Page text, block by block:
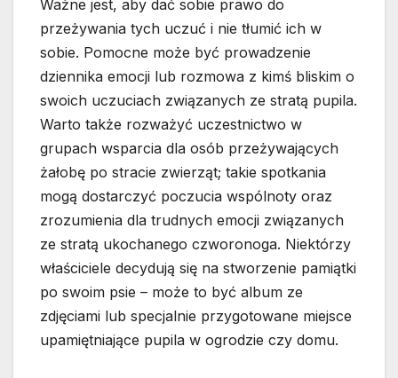
Ważne jest, aby dać sobie prawo do
przeżywania tych uczuć i nie tłumić ich w
sobie. Pomocne może być prowadzenie
dziennika emocji lub rozmowa z kimś bliskim o
swoich uczuciach związanych ze stratą pupila.
Warto także rozważyć uczestnictwo w
grupach wsparcia dla osób przeżywających
żałobę po stracie zwierząt; takie spotkania
mogą dostarczyć poczucia wspólnoty oraz
zrozumienia dla trudnych emocji związanych
ze stratą ukochanego czworonoga. Niektórzy
właściciele decydują się na stworzenie pamiątki
po swoim psie – może to być album ze
zdjęciami lub specjalnie przygotowane miejsce
upamiętniające pupila w ogrodzie czy domu.